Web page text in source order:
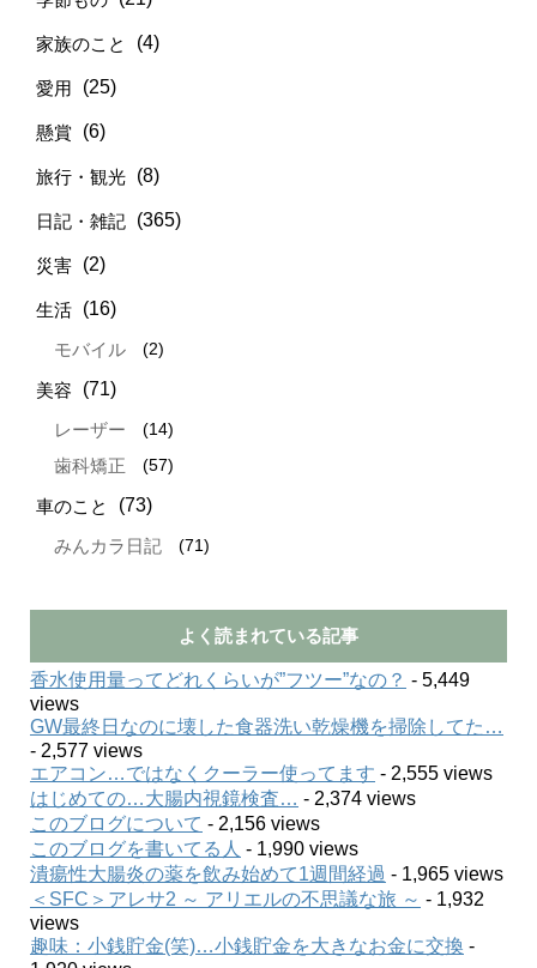
家族のこと (4)
愛用 (25)
懸賞 (6)
旅行・観光 (8)
日記・雑記 (365)
災害 (2)
生活 (16)
モバイル (2)
美容 (71)
レーザー (14)
歯科矯正 (57)
車のこと (73)
みんカラ日記 (71)
よく読まれている記事
香水使用量ってどれくらいが”フツー”なの？ - 5,449
views
GW最終日なのに壊した食器洗い乾燥機を掃除してた…
- 2,577 views
エアコン…ではなくクーラー使ってます - 2,555 views
はじめての…大腸内視鏡検査… - 2,374 views
このブログについて - 2,156 views
このブログを書いてる人 - 1,990 views
潰瘍性大腸炎の薬を飲み始めて1週間経過 - 1,965 views
＜SFC＞アレサ2 ～ アリエルの不思議な旅 ～ - 1,932
views
趣味：小銭貯金(笑)…小銭貯金を大きなお金に交換 -